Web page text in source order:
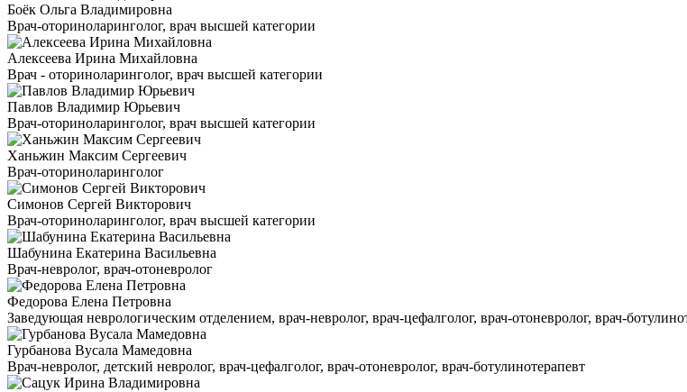
Боёк Ольга Владимировна
Врач-оториноларинголог, врач высшей категории
Алексеева Ирина Михайловна
Врач - оториноларинголог, врач высшей категории
Павлов Владимир Юрьевич
Врач-оториноларинголог, врач высшей категории
Ханьжин Максим Сергеевич
Врач-оториноларинголог
Симонов Сергей Викторович
Врач-оториноларинголог, врач высшей категории
Шабунина Екатерина Васильевна
Врач-невролог, врач-отоневролог
Федорова Елена Петровна
Заведующая неврологическим отделением, врач-невролог, врач-цефалголог, врач-отоневролог, врач-
Гурбанова Вусала Мамедовна
Врач-невролог, детский невролог, врач-цефалголог, врач-отоневролог, врач-ботулинотерапевт